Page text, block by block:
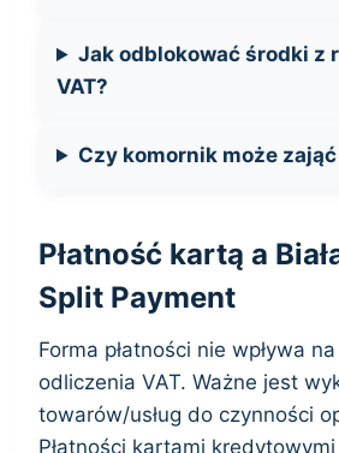
Jak odblokować środki z
VAT?
Czy komornik może zająć
Płatność kartą a
Split Payment
Forma płatności nie wpływa
odliczenia VAT. Ważne jest
towarów/usług do czynności
Płatności kartami